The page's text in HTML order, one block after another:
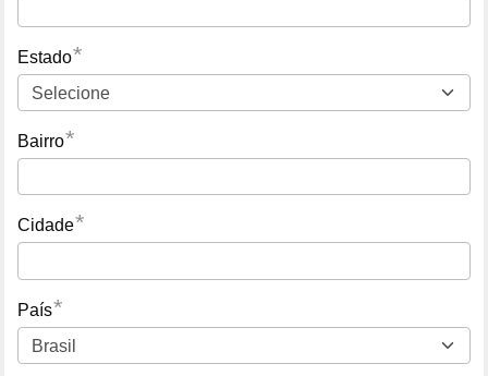
Estado*
Bairro*
Cidade*
País*